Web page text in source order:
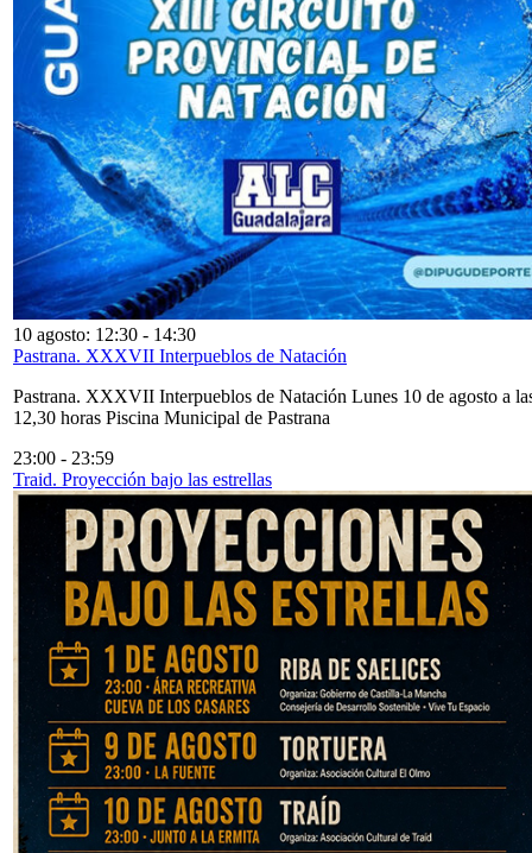
10 agosto: 12:30 - 14:30
Pastrana. XXXVII Interpueblos de Natación
Pastrana. XXXVII Interpueblos de Natación Lunes 10 de agosto a
12,30 horas Piscina Municipal de Pastrana
23:00 - 23:59
Traid. Proyección bajo las estrellas